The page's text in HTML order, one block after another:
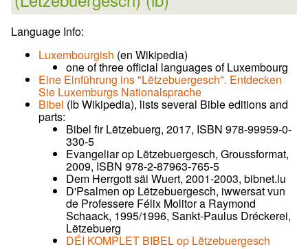
Language Info:
Luxembourgish (en Wikipedia)
one of three official languages of Luxembourg
Eine Einführung ins "Lëtzebuergesch". Entdecken
Sie Luxemburgs Nationalsprache
Bibel (lb Wikipedia), lists several Bible editions and
parts:
Bibel fir Lëtzebuerg, 2017, ISBN 978-99959-0-
330-5
Evangeliar op Lëtzebuergesch, Groussformat,
2009, ISBN 978-2-87963-765-5
Dem Herrgott säi Wuert, 2001-2003, bibnet.lu
D'Psalmen op Lëtzebuergesch, iwwersat vun
de Professere Félix Molitor a Raymond
Schaack, 1995/1996, Sankt-Paulus Dréckerei,
Lëtzebuerg
DÉI KOMPLET BIBEL op Lëtzebuergesch